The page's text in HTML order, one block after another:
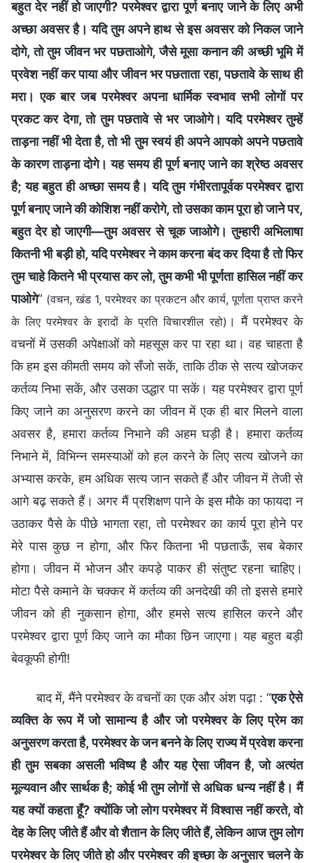
बहुत देर नहीं हो जाएगी? परमेश्वर द्वारा पूर्ण बनाए जाने के लिए अभी
अच्छा अवसर है। यदि तुम अपने हाथ से इस अवसर को निकल जाने
दोगे, तो तुम जीवन भर पछताओगे, जैसे मूसा कनान की अच्छी भूमि में
प्रवेश नहीं कर पाया और जीवन भर पछताता रहा, पछतावे के साथ ही
मरा। एक बार जब परमेश्वर अपना धार्मिक स्वभाव सभी लोगों पर
प्रकट कर देगा, तो तुम पछतावे से भर जाओगे। यदि परमेश्वर तुम्हें
ताड़ना नहीं भी देता है, तो भी तुम स्वयं ही अपने आपको अपने पछतावे
के कारण ताड़ना दोगे। यह समय ही पूर्ण बनाए जाने का श्रेष्ठ अवसर
है; यह बहुत ही अच्छा समय है। यदि तुम गंभीरतापूर्वक परमेश्वर द्वारा
पूर्ण बनाए जाने की कोशिश नहीं करोगे, तो उसका काम पूरा हो जाने पर,
बहुत देर हो जाएगी—तुम अवसर से चूक जाओगे। तुम्हारी अभिलाषा
कितनी भी बड़ी हो, यदि परमेश्वर ने काम करना बंद कर दिया है तो फिर
तुम चाहे कितने भी प्रयास कर लो, तुम कभी भी पूर्णता हासिल नहीं कर
पाओगे” (वचन, खंड 1, परमेश्वर का प्रकटन और कार्य, पूर्णता प्राप्त करने
के लिए परमेश्वर के इरादों के प्रति विचारशील रहो) । मैं परमेश्वर के
वचनों में उसकी अपेक्षाओं को महसूस कर पा रहा था। वह चाहता है
कि हम इस कीमती समय को सँजो सकें, ताकि ठीक से सत्य खोजकर
कर्तव्य निभा सकें, और उसका उद्धार पा सकें। यह परमेश्वर द्वारा पूर्ण
किए जाने का अनुसरण करने का जीवन में एक ही बार मिलने वाला
अवसर है, हमारा कर्तव्य निभाने की अहम घड़ी है। हमारा कर्तव्य
निभाने में, विभिन्न समस्याओं को हल करने के लिए सत्य खोजने का
अभ्यास करके, हम अधिक सत्य जान सकते हैं और जीवन में तेजी से
आगे बढ़ सकते हैं। अगर मैं प्रशिक्षण पाने के इस मौके का फायदा न
उठाकर पैसे के पीछे भागता रहा, तो परमेश्वर का कार्य पूरा होने पर
मेरे पास कुछ न होगा, और फिर कितना भी पछताऊँ, सब बेकार
होगा। जीवन में भोजन और कपड़े पाकर ही संतुष्ट रहना चाहिए।
मोटा पैसे कमाने के चक्कर में कर्तव्य की अनदेखी की तो इससे हमारे
जीवन को ही नुकसान होगा, और हमसे सत्य हासिल करने और
परमेश्वर द्वारा पूर्ण किए जाने का मौका छिन जाएगा। यह बहुत बड़ी
बेवकूफी होगी!
बाद में, मैंने परमेश्वर के वचनों का एक और अंश पढ़ा : “एक ऐसे
व्यक्ति के रूप में जो सामान्य है और जो परमेश्वर के लिए प्रेम का
अनुसरण करता है, परमेश्वर के जन बनने के लिए राज्य में प्रवेश करना
ही तुम सबका असली भविष्य है और यह ऐसा जीवन है, जो अत्यंत
मूल्यवान और सार्थक है; कोई भी तुम लोगों से अधिक धन्य नहीं है। मैं
यह क्यों कहता हूँ? क्योंकि जो लोग परमेश्वर में विश्वास नहीं करते, वो
देह के लिए जीते हैं और वो शैतान के लिए जीते हैं, लेकिन आज तुम लोग
परमेश्वर के लिए जीते हो और परमेश्वर की इच्छा के अनुसार चलने के